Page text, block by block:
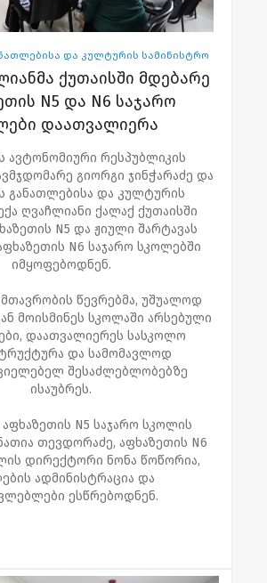
და კულტურის სამინისტრო
ქუთაისში მდებარე
N5 და N6 საჯარო
დაათვალიერა
ავტონომიური რესპუბლიკის
გიორგი ჯინჭარაძე და
განათლებისა და კულტურის
ღვაჩლიანი ქალაქ ქუთაისში
N5 და ჟიული შარტავას
N6 საჯარო სკოლებში
იმყოფებოდნენ.
წევრებმა, უშუალოდ
მოისმინეს სკოლაში არსებული
დაათვალიერეს სასკოლო
და სამომავლოდ
შესაძლებლობებზე
ისაუბრეს.
N5 საჯარო სკოლის
თევდორაძე, აფხაზეთის N6
დირექტორი ნონა წოწორია,
ადმინისტრაცია და
ესწრებოდნენ.